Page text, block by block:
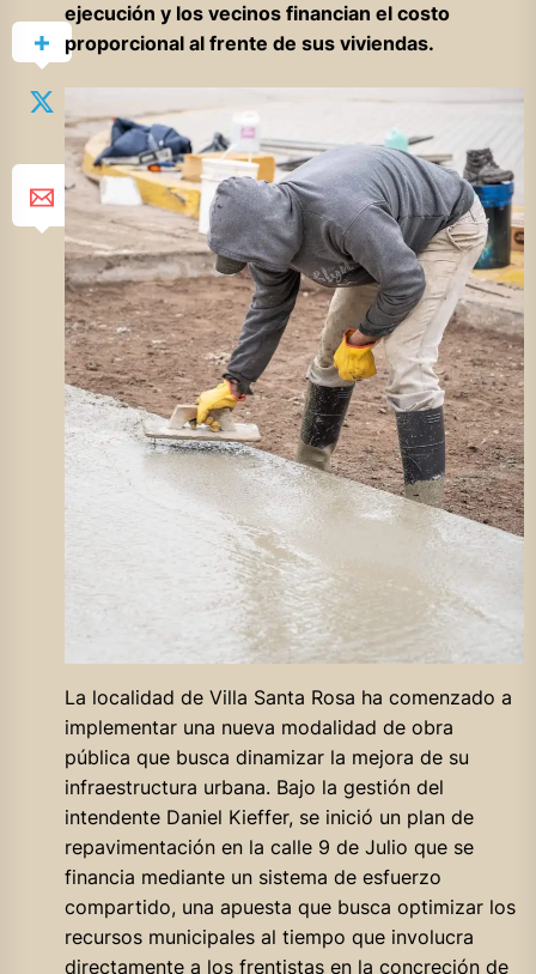
ejecución y los vecinos financian el costo
proporcional al frente de sus viviendas.
La localidad de Villa Santa Rosa ha comenzado a
implementar una nueva modalidad de obra
pública que busca dinamizar la mejora de su
infraestructura urbana. Bajo la gestión del
intendente Daniel Kieffer, se inició un plan de
repavimentación en la calle 9 de Julio que se
financia mediante un sistema de esfuerzo
compartido, una apuesta que busca optimizar los
recursos municipales al tiempo que involucra
directamente a los frentistas en la concreción de